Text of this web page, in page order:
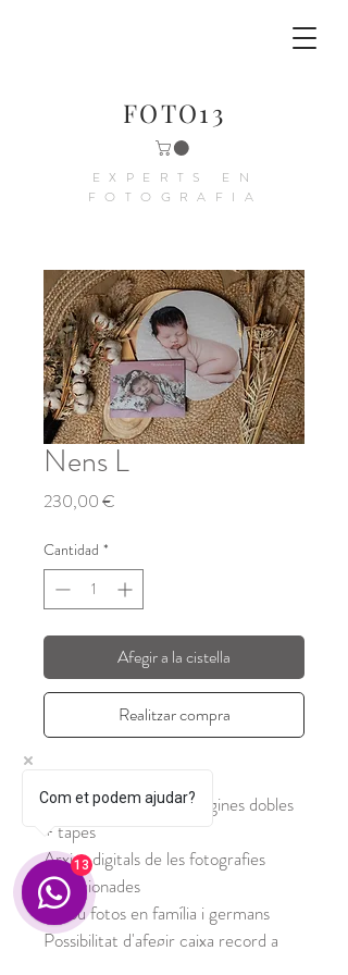
FOTO13
EXPERTS EN
FOTOGRAFIA
Nens L
230,00 €
Cantidad *
Afegir a la cistella
Realitzar compra
Àlbum 15x20 amb 5 pàgines dobles
+ tapes
Arxius digitals de les fotografies
seleccionades
Inclou fotos en família i germans
Possibilitat d'afegir caixa record a
Com et podem ajudar?
13